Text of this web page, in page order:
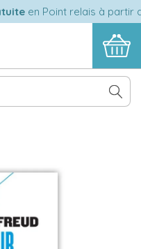
en Point relais à partir